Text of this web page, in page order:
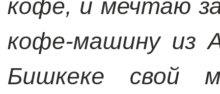
кофе, и мечтаю
кофе-машину из
Бишкеке свой